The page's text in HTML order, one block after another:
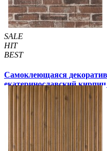
SALE
HIT
BEST
Самоклеющаяся
екатеринославский
105 грн 180 грн
4 отзывов